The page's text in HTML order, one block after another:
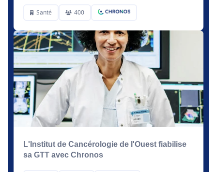
Santé 400
L'Institut de Cancérologie de l'Ouest fiabilise
sa GTT avec Chronos